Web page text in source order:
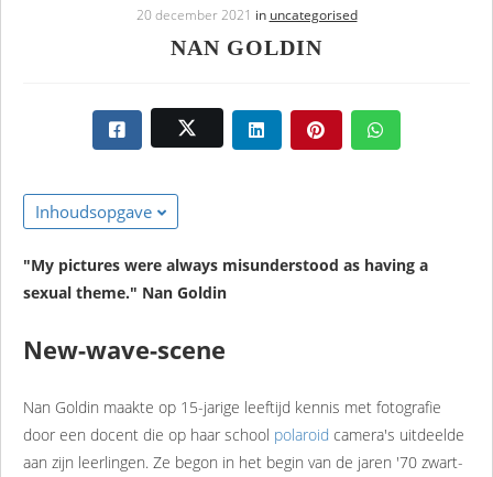
20 december 2021 in uncategorised
NAN GOLDIN
Inhoudsopgave
"My pictures were always misunderstood as having a
sexual theme." Nan Goldin
New-wave-scene
Nan Goldin maakte op 15-jarige leeftijd kennis met fotografie
door een docent die op haar school polaroid camera's uitdeelde
aan zijn leerlingen. Ze begon in het begin van de jaren '70 zwart-